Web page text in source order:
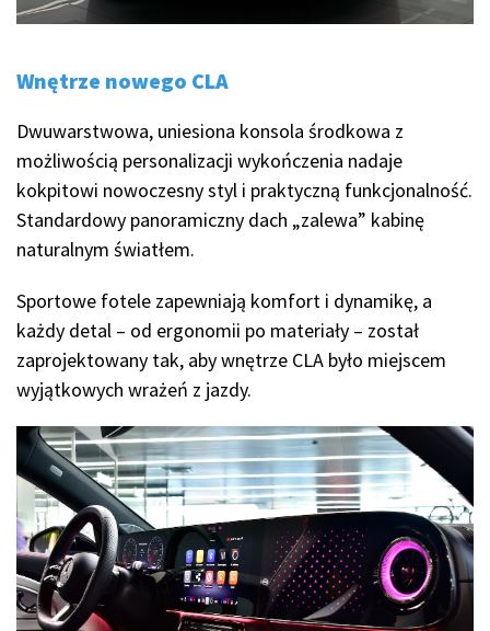
Wnętrze nowego CLA
Dwuwarstwowa, uniesiona konsola środkowa z
możliwością personalizacji wykończenia nadaje
kokpitowi nowoczesny styl i praktyczną funkcjonalność.
Standardowy panoramiczny dach „zalewa” kabinę
naturalnym światłem.
Sportowe fotele zapewniają komfort i dynamikę, a
każdy detal – od ergonomii po materiały – został
zaprojektowany tak, aby wnętrze CLA było miejscem
wyjątkowych wrażeń z jazdy.